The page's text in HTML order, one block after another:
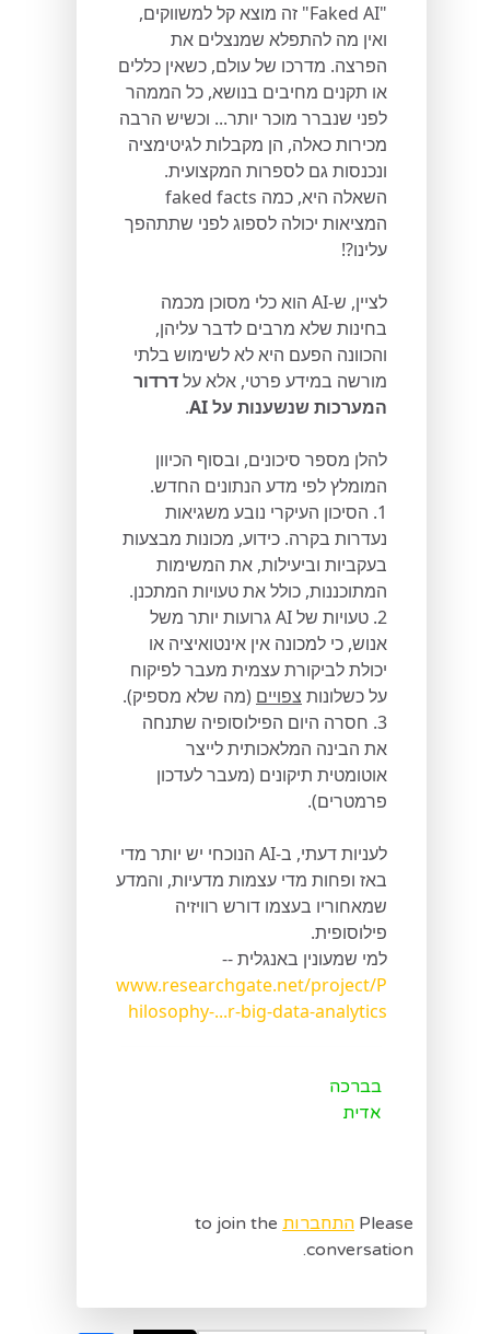
"Faked AI" זה מוצא קל למשווקים,
ואין מה להתפלא שמנצלים את
הפרצה. מדרכו של עולם, כשאין כללים
או תקנים מחיבים בנושא, כל הממהר
לפני שנברר מוכר יותר... וכשיש הרבה
מכירות כאלה, הן מקבלות לגיטימציה
ונכנסות גם לספרות המקצועית.
השאלה היא, כמה faked facts
המציאות יכולה לספוג לפני שתתהפך
עלינו?!
לציין, ש-AI הוא כלי מסוכן מכמה
בחינות שלא מרבים לדבר עליהן,
והכוונה הפעם היא לא לשימוש בלתי
מורשה במידע פרטי, אלא עלדרדור
המערכות שנשענות על AI
.
להלן מספר סיכונים, ובסוף הכיוון
המומלץ לפי מדע הנתונים החדש.
1. הסיכון העיקרי נובע משגיאות
נעדרות בקרה. כידוע, מכונות מבצעות
בעקביות וביעילות, את המשימות
המתוכננות, כולל את טעויות המתכנן.
2. טעויות של AI גרועות יותר משל
אנוש, כי למכונה אין אינטואיציה או
יכולת לביקורת עצמית מעבר לפיקוח
על כשלונות צפויים (מה שלא מספיק).
3. חסרה היום הפילוסופיה שתנחה
את הבינה המלאכותית לייצר
אוטומטית תיקונים (מעבר לעדכון
פרמטרים).
לעניות דעתי, ב-AI הנוכחי יש יותר מדי
באז ופחות מדי עצמות מדעיות, והמדע
שמאחוריו בעצמו דורש רוויזיה
פילוסופית.
למי שמעונין באנגלית --
www.researchgate.net/project/P
hilosophy-...r-big-data-analytics
בברכה
אדית
Please התחברות to join the
conversation.